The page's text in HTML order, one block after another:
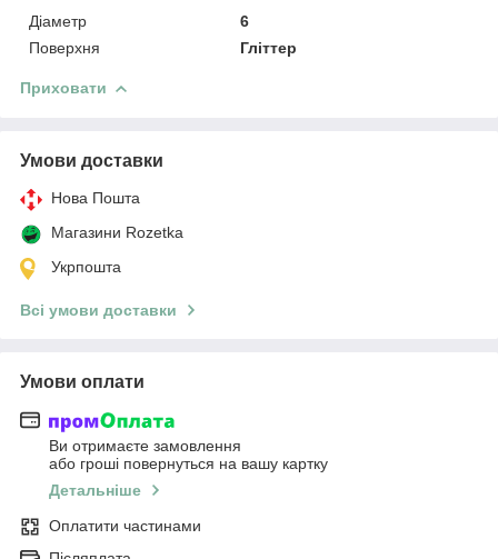
Діаметр
6
Поверхня
Гліттер
Приховати
Умови доставки
Нова Пошта
Магазини Rozetka
Укрпошта
Всі умови доставки
Умови оплати
Ви отримаєте замовлення
або гроші повернуться на вашу картку
Детальніше
Оплатити частинами